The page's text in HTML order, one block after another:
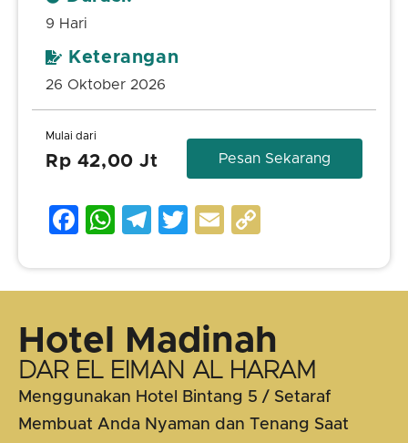
9 Hari
Keterangan
26 Oktober 2026
Mulai dari
Rp 42,00 Jt Pesan Sekarang
Facebook
WhatsApp
Telegram
Twitter
Email
Hotel Madinah
DAR EL EIMAN AL HARAM
Menggunakan Hotel Bintang 5 / Setaraf
Membuat Anda Nyaman dan Tenang Saat